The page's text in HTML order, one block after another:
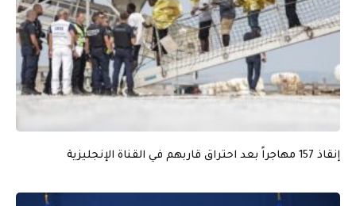
إنقاذ 157 مهاجراً بعد احتراق قاربهم في القناة الإنجليزية